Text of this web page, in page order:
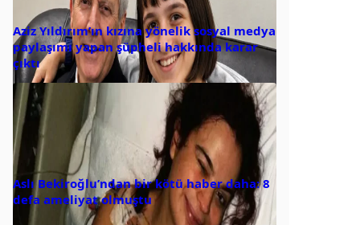
Aziz Yıldırım’ın kızına yönelik sosyal medya
paylaşımı yapan şüpheli hakkında karar
çıktı
Aslı Bekiroğlu’ndan bir kötü haber daha: 8
defa ameliyat olmuştu